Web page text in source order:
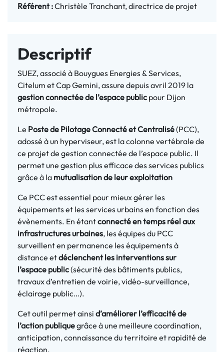
Référent :Christèle Tranchant, directrice de projet
Descriptif
SUEZ, associé à Bouygues Energies & Services,
Citelum et Cap Gemini, assure depuis avril 2019 la
gestion connectée de l’espace public pour Dijon
métropole.
Le Poste de Pilotage Connecté et Centralisé(PCC),
adossé à un hyperviseur, est la colonne vertébrale de
ce projet de gestion connectée de l’espace public. Il
permet une gestion plus efficace des services publics
grâce à la mutualisation de leur exploitation
Ce PCC est essentiel pour mieux gérer les
équipements et les services urbains en fonction des
évènements. En étantconnecté en temps réel aux
infrastructures urbaines, les équipes du PCC
surveillent en permanence les équipements à
distance etdéclenchent les interventions sur
l’espace public(sécurité des bâtiments publics,
travaux d’entretien de voirie, vidéo-surveillance,
éclairage public…).
Cet outil permet ainsi d’améliorer l’efficacité de
l’action publiquegrâce à une meilleure coordination,
anticipation, connaissance du territoire et rapidité de
réaction.